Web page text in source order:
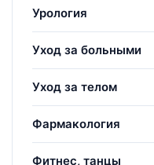
Урология
Уход за больными
Уход за телом
Фармакология
Фитнес, танцы